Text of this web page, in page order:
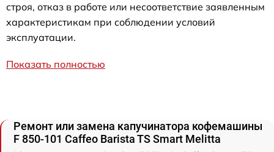
строя, отказ в работе или несоответствие заявленным
характеристикам при соблюдении условий
эксплуатации.
Показать полностью
Ремонт или замена капучинатора кофемашины
F 850-101 Caffeo Barista TS Smart Melitta